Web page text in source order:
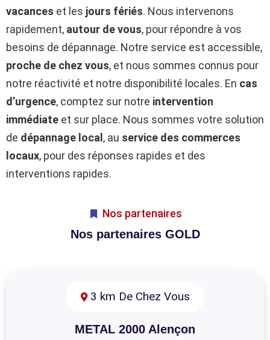
vacances et les jours fériés. Nous intervenons
rapidement, autour de vous, pour répondre à vos
besoins de dépannage. Notre service est accessible,
proche de chez vous, et nous sommes connus pour
notre réactivité et notre disponibilité locales. En cas
d’urgence, comptez sur notre intervention
immédiate et sur place. Nous sommes votre solution
de dépannage local , au service des commerces
locaux, pour des réponses rapides et des
interventions rapides.
Nos partenaires
Nos partenaires GOLD
3 km De Chez Vous
METAL 2000 Alençon